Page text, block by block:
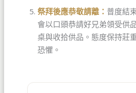
祭拜後應恭敬請離：普度結
會以口頭恭請好兄弟領受供
桌與收拾供品。態度保持莊
恐懼。